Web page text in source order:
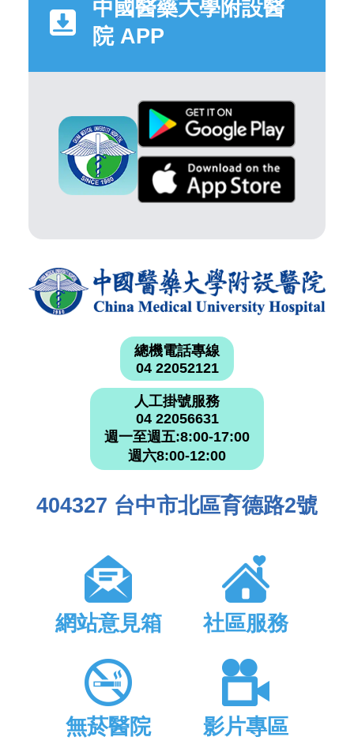
中國醫藥大學附設醫
院 APP
總機電話專線
04 22052121
人工掛號服務
04 22056631
週一至週五:8:00-17:00
週六8:00-12:00
404327 台中市北區育德路2號
網站意見箱 社區服務
無菸醫院 影片專區